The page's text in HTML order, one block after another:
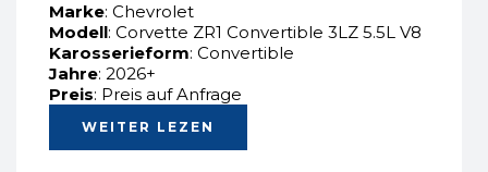
Marke: Chevrolet
Modell: Corvette ZR1 Convertible 3LZ 5.5L V8
Karosserieform: Convertible
Jahre: 2026+
Preis: Preis auf Anfrage
WEITER LEZEN